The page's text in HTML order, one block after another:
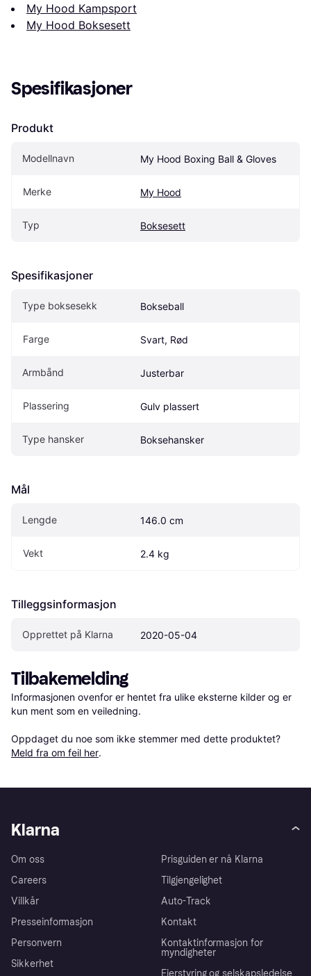
My Hood Kampsport
My Hood Boksesett
Spesifikasjoner
Produkt
Modellnavn My Hood Boxing Ball & Gloves
Merke My Hood
Typ Boksesett
Spesifikasjoner
Type boksesekk Bokseball
Farge Svart, Rød
Armbånd Justerbar
Plassering Gulv plassert
Type hansker Boksehansker
Mål
Lengde 146.0 cm
Vekt 2.4 kg
Tilleggsinformasjon
Opprettet på Klarna 2020-05-04
Tilbakemelding
Informasjonen ovenfor er hentet fra ulike eksterne kilder og er
kun ment som en veiledning.
Oppdaget du noe som ikke stemmer med dette produktet?
Meld fra om feil her.
Klarna
Om oss
Careers
Villkår
Presseinformasjon
Personvern
Sikkerhet
Prisguiden er nå Klarna
Tilgjengelighet
Auto-Track
Kontakt
Kontaktinformasjon for
myndigheter